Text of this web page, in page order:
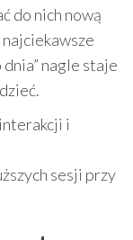
do nich nową
nagle staje
i
sesji przy